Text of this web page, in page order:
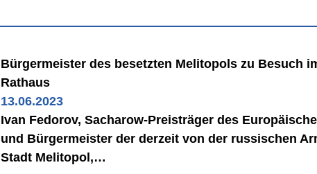
Bürgermeister des besetzten Melitopols zu Besuch
Rathaus
13.06.2023
Ivan Fedorov, Sacharow-Preisträger des
und Bürgermeister der derzeit von der russischen
Stadt Melitopol,…